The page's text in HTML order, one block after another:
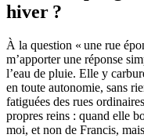
hiver ?
À la question « une rue
m’apporter une réponse
l’eau de pluie. Elle y
en toute autonomie, sans
fatiguées des rues
propres reins : quand elle
moi, et non de Francis,